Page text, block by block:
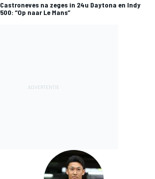
Castroneves na zeges in 24u Daytona en Indy
500: “Op naar Le Mans”